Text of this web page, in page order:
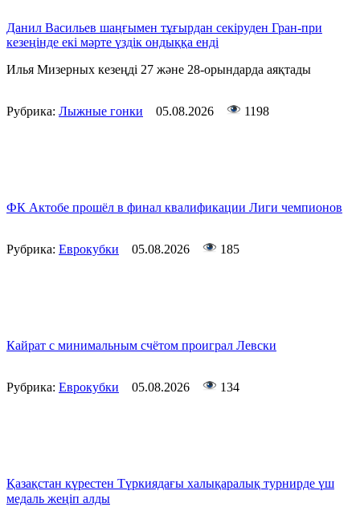
Данил Васильев шаңғымен тұғырдан секіруден Гран-при
кезеңінде екі мәрте үздік ондыққа енді
Илья Мизерных кезеңді 27 және 28-орындарда аяқтады
Рубрика: Лыжные гонки 05.08.2026 1198
ФК Актобе прошёл в финал квалификации Лиги чемпионов
Рубрика: Еврокубки 05.08.2026 185
Кайрат с минимальным счётом проиграл Левски
Рубрика: Еврокубки 05.08.2026 134
Қазақстан күрестен Түркиядағы халықаралық турнирде үш
медаль жеңіп алды